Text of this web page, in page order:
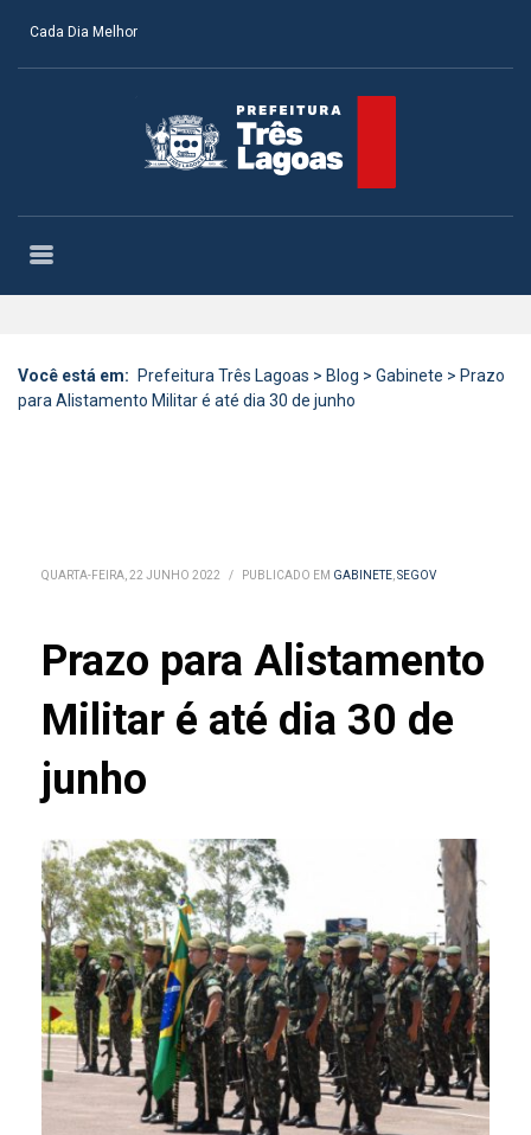
Cada Dia Melhor
Você está em: Prefeitura Três Lagoas > Blog > Gabinete > Prazo
para Alistamento Militar é até dia 30 de junho
QUARTA-FEIRA, 22 JUNHO 2022 / PUBLICADO EM GABINETE,SEGOV
Prazo para Alistamento
Militar é até dia 30 de
junho